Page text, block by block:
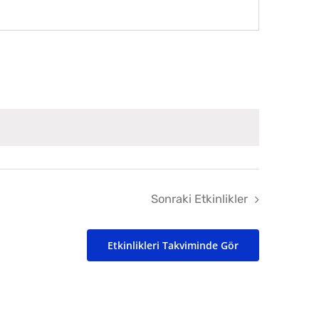
Sonraki Etkinlikler
Etkinlikleri Takviminde Gör